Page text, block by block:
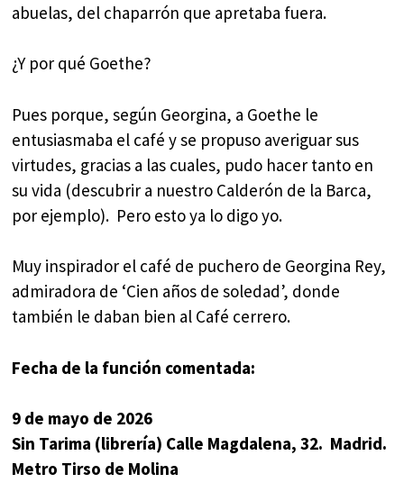
abuelas, del chaparrón que apretaba fuera.
¿Y por qué Goethe?
Pues porque, según Georgina, a Goethe le
entusiasmaba el café y se propuso averiguar sus
virtudes, gracias a las cuales, pudo hacer tanto en
su vida (descubrir a nuestro Calderón de la Barca,
por ejemplo). Pero esto ya lo digo yo.
Muy inspirador el café de puchero de Georgina Rey,
admiradora de ‘Cien años de soledad’, donde
también le daban bien al Café cerrero.
Fecha de la función comentada:
9 de mayo de 2026
Sin Tarima (librería) Calle Magdalena, 32. Madrid.
Metro Tirso de Molina